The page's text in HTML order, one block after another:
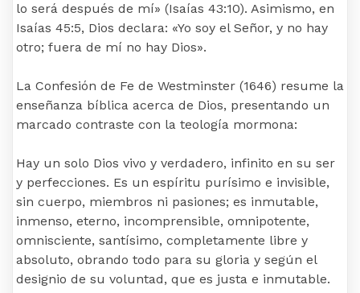
lo será después de mí» (Isaías 43:10). Asimismo, en
Isaías 45:5, Dios declara: «Yo soy el Señor, y no hay
otro; fuera de mí no hay Dios».
La Confesión de Fe de Westminster (1646) resume la
enseñanza bíblica acerca de Dios, presentando un
marcado contraste con la teología mormona:
Hay un solo Dios vivo y verdadero, infinito en su ser
y perfecciones. Es un espíritu purísimo e invisible,
sin cuerpo, miembros ni pasiones; es inmutable,
inmenso, eterno, incomprensible, omnipotente,
omnisciente, santísimo, completamente libre y
absoluto, obrando todo para su gloria y según el
designio de su voluntad, que es justa e inmutable.